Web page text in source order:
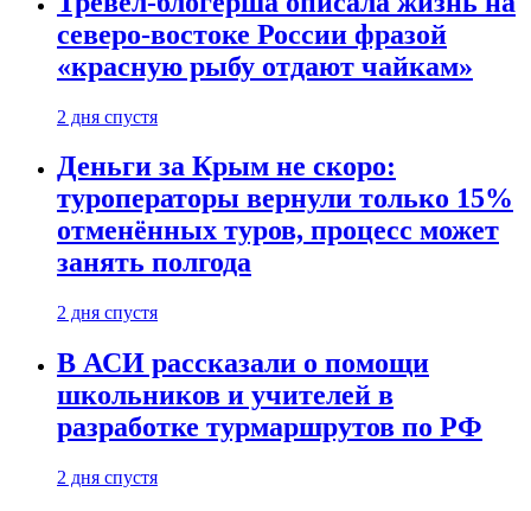
северо-востоке России фразой
«красную рыбу отдают чайкам»
2 дня спустя
Деньги за Крым не скоро:
туроператоры вернули только 15%
отменённых туров, процесс может
занять полгода
2 дня спустя
В АСИ рассказали о помощи
школьников и учителей в
разработке турмаршрутов по РФ
2 дня спустя